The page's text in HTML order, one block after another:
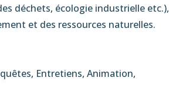
déchets, écologie industrielle etc.),
et des ressources naturelles.
Entretiens, Animation,